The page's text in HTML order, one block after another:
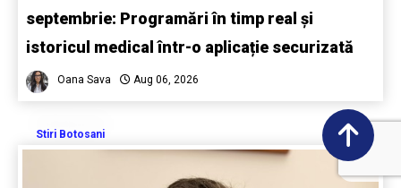
septembrie: Programări în timp real și
istoricul medical într-o aplicație securizată
Oana Sava Aug 06, 2026
Stiri Botosani
1